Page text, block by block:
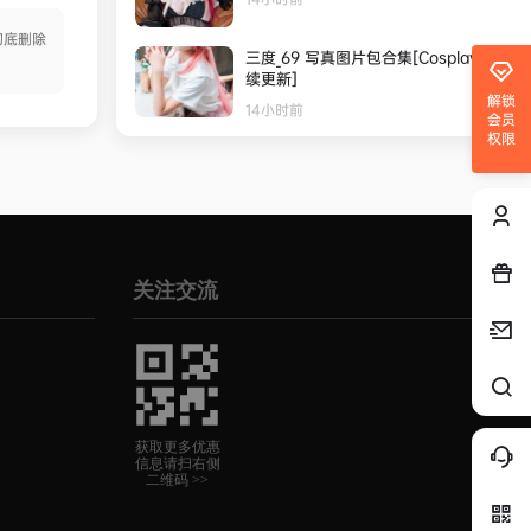
删除
三度_69 写真图片包合集[Cosplay][持
续更新]
14小时前
解锁
会员
权限
关注交流
获取更多优惠
信息请扫右侧
二维码 >>